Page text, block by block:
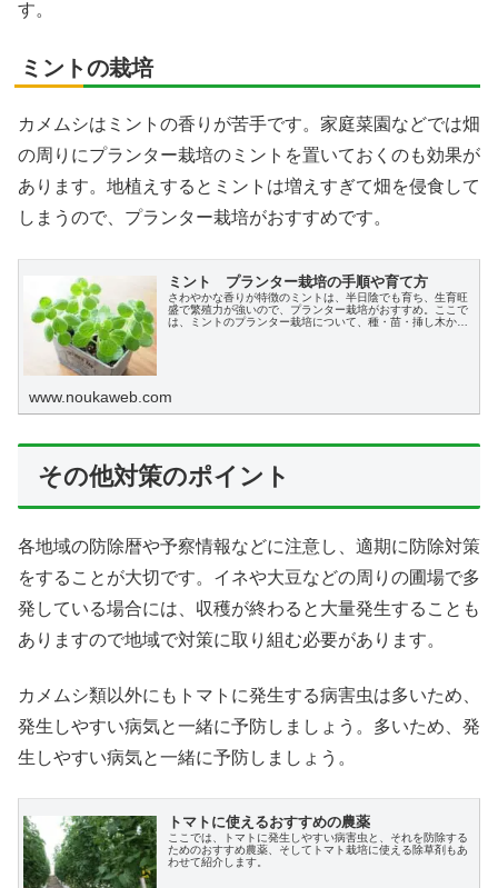
す。
ミントの栽培
カメムシはミントの香りが苦手です。家庭菜園などでは畑
の周りにプランター栽培のミントを置いておくのも効果が
あります。地植えするとミントは増えすぎて畑を侵食して
しまうので、プランター栽培がおすすめです。
ミント プランター栽培の手順や育て方
さわやかな香りが特徴のミントは、半日陰でも育ち、生育旺
盛で繁殖力が強いので、プランター栽培がおすすめ。ここで
は、ミントのプランター栽培について、種・苗・挿し木から
www.noukaweb.com
その他対策のポイント
各地域の防除暦や予察情報などに注意し、適期に防除対策
をすることが大切です。イネや大豆などの周りの圃場で多
発している場合には、収穫が終わると大量発生することも
ありますので地域で対策に取り組む必要があります。
カメムシ類以外にもトマトに発生する病害虫は多いため、
発生しやすい病気と一緒に予防しましょう。多いため、発
生しやすい病気と一緒に予防しましょう。
トマトに使えるおすすめの農薬
ここでは、トマトに発生しやすい病害虫と、それを防除する
ためのおすすめ農薬、そしてトマト栽培に使える除草剤もあ
わせて紹介します。